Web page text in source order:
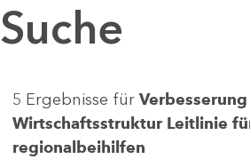
Suche
5 Ergebnisse für
Wirtschaftsstruktur Leitlinie
regionalbeihilfen